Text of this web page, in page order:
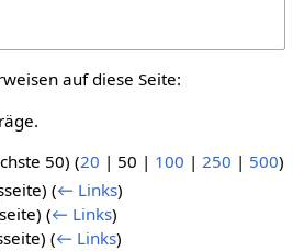
auf diese Seite:
50) (20 | 50 | 100 | 250 | 500)
(← Links)
(← Links)
(← Links)